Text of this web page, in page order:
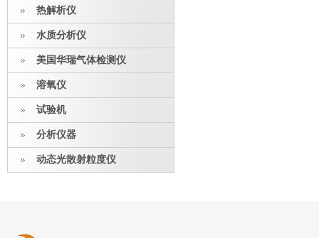
热解析仪
水质分析仪
美国华瑞气体检测仪
溶氧仪
试验机
分析仪器
动态光散射粒度仪